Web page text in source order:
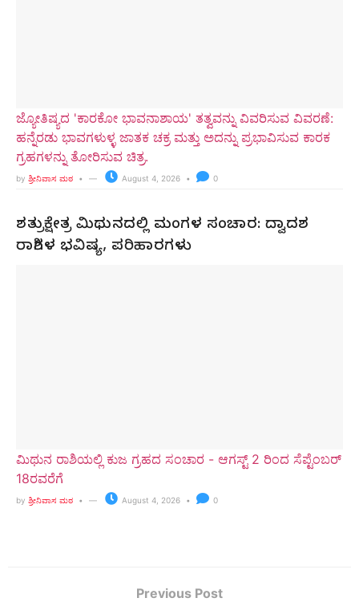
ಜ್ಯೋತಿಷ್ಯದ 'ಕಾರಕೋ ಭಾವನಾಶಾಯ' ತತ್ವವನ್ನು ವಿವರಿಸುವ ವಿವರಣೆ:
ಹನ್ನೆರಡು ಭಾವಗಳುಳ್ಳ ಜಾತಕ ಚಕ್ರ ಮತ್ತು ಅದನ್ನು ಪ್ರಭಾವಿಸುವ ಕಾರಕ
ಗ್ರಹಗಳನ್ನು ತೋರಿಸುವ ಚಿತ್ರ.
by ಶ್ರೀನಿವಾಸ ಮಠ August 4, 2026 0
ಶತ್ರುಕ್ಷೇತ್ರ ಮಿಥುನದಲ್ಲಿ ಮಂಗಳ ಸಂಚಾರ: ದ್ವಾದಶ
ರಾಶಿಗಳ ಭವಿಷ್ಯ, ಪರಿಹಾರಗಳು
ಮಿಥುನ ರಾಶಿಯಲ್ಲಿ ಕುಜ ಗ್ರಹದ ಸಂಚಾರ - ಆಗಸ್ಟ್ 2 ರಿಂದ ಸೆಪ್ಟೆಂಬರ್
18ರವರೆಗೆ
by ಶ್ರೀನಿವಾಸ ಮಠ August 4, 2026 0
Previous Post